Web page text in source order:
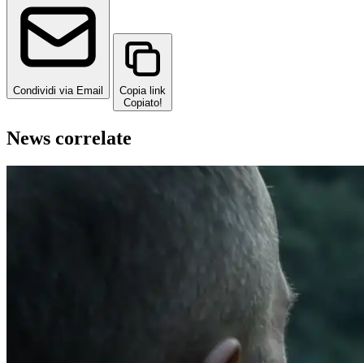
Condividi via Email
Copia link
Copiato!
News correlate